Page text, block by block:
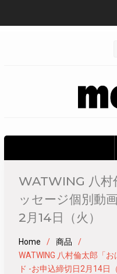
WATWING 八村
ッセージ個別動
2月14日（火）
Home
商品
WATWING 八村倫太郎「
ド -お申込締切日2月14日（